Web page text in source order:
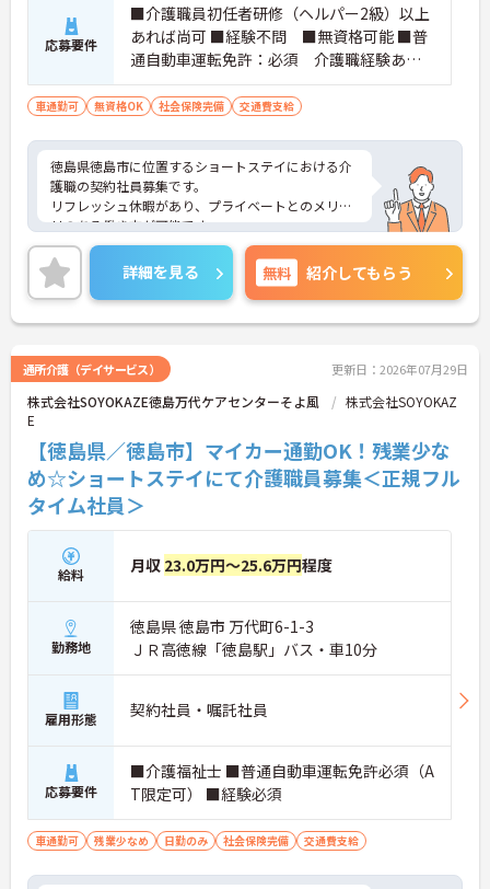
■ 相談援助の経験を活かせる
・生活相談業務
・通院支援業務
・買い物援助業務
→ 人との関わりを大切にしながら専門性を発揮でき
ます♪
応募要件
■介護職員初任者研修（ヘルパー2級）以上
あれば尚可 ■経験不問 ■無資格可能 ■普
通自動車運転免許：必須 介護職経験あれ
ば尚可
車通勤可 無資格OK 社会保険完備 交通費支給
徳島県徳島市に位置するショートステイにおける介
護職の契約社員募集です。
リフレッシュ休暇があり、プライベートとのメリハ
リのある働き方が可能です。
また研修制度や正社員登用制度もあり働きながらス
キルアップが目指せる環境です。
ご興味のある方には、面接対策ポイントなど、さら
に詳細をご案内しますのでお気軽にご相談くださ
い！
詳細を見る 無料 紹介してもらう
通所介護（デイサービス） 更新日：2026年07月29日
株式会社SOYOKAZE徳島万代ケアセンターそよ風
株式会社SOYOKAZ
E
【徳島県／徳島市】マイカー通勤OK！残業少な
め☆ショートステイにて介護職員募集＜正規フル
タイム社員＞
給料 月収 23.0万円～25.6万円程度
勤務地
徳島県 徳島市 万代町6-1-3
ＪＲ高徳線「徳島駅」バス・車10分
雇用形態 契約社員・嘱託社員
応募要件
■介護福祉士 ■普通自動車運転免許必須（A
T限定可） ■経験必須
車通勤可 残業少なめ 日勤のみ 社会保険完備 交通費支給